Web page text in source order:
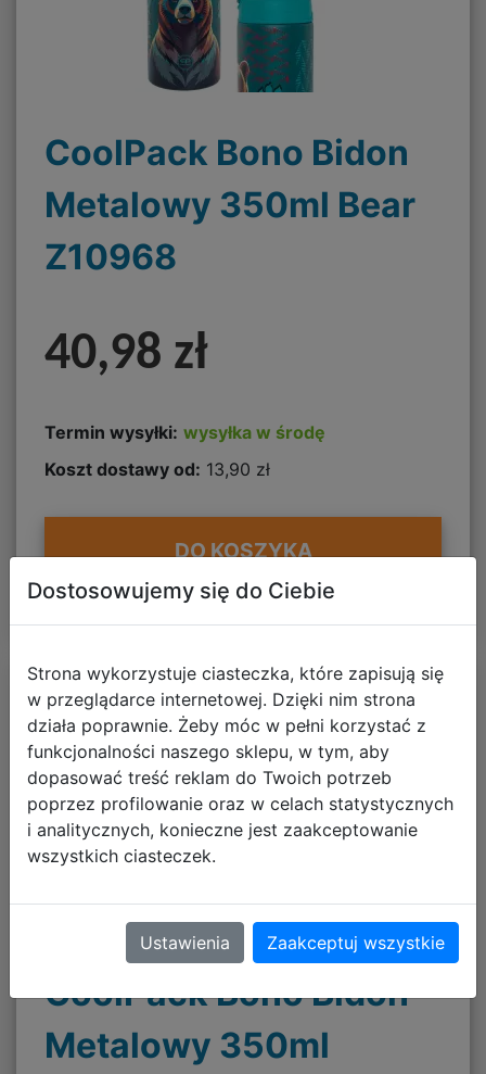
CoolPack Bono Bidon
Metalowy 350ml Bear
Z10968
40,98 zł
Termin wysyłki: wysyłka w środę
Koszt dostawy od: 13,90 zł
DO KOSZYKA
CoolPack Bono Bidon
Metalowy 350ml
Dostosowujemy się do Ciebie
Strona wykorzystuje ciasteczka, które zapisują się
w przeglądarce internetowej. Dzięki nim strona
działa poprawnie. Żeby móc w pełni korzystać z
funkcjonalności naszego sklepu, w tym, aby
dopasować treść reklam do Twoich potrzeb
poprzez profilowanie oraz w celach statystycznych
i analitycznych, konieczne jest zaakceptowanie
wszystkich ciasteczek.
Ustawienia Zaakceptuj wszystkie